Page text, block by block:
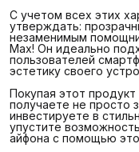
С учетом всех этих
утверждать:
незаменимым
Max! Он идеально
пользователей
эстетику своего
Покупая этот
получаете не просто
инвестируете в
упустите
айфона с помощью